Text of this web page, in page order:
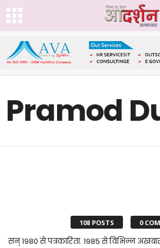
Pramod
108 POSTS 0
सन् 1980 से पत्रकारिता. 1985 से विभिन्न